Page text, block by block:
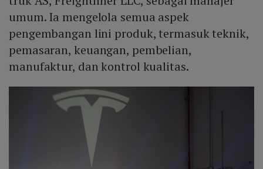
umum. Ia mengelola semua aspek
pengembangan lini produk, termasuk teknik,
pemasaran, keuangan, pembelian,
manufaktur, dan kontrol kualitas.